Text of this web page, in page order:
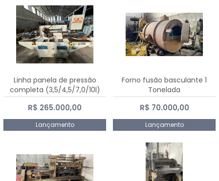
Linha panela de pressão
completa (3,5/4,5/7,0/10l)
R$ 265.000,00
Lançamento
Forno fusão basculante 1
Tonelada
R$ 70.000,00
Lançamento